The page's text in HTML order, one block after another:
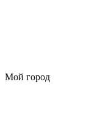
Мой город